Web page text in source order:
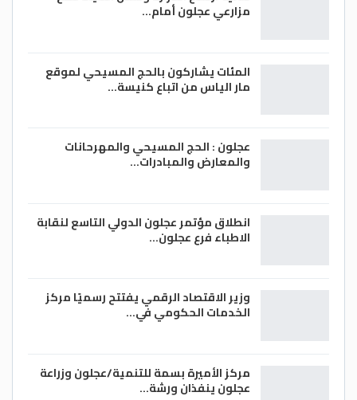
مزارعي عجلون أمام…
المئات يشاركون بالحج المسيحي لموقع
مار الياس من اتباع كنيسة…
عجلون : الحج المسيحي والمهرحانات
والمعارض والمبادرات…
انطلاق مؤتمر عجلون الدولي التاسع لنقابة
الاطباء فرع عجلون…
وزير الاقتصاد الرقمي يفتتح رسميًا مركز
الخدمات الحكومي في…
مركز الأميرة بسمة للتنمية/عجلون وزراعة
عجلون ينفذان ورشة…